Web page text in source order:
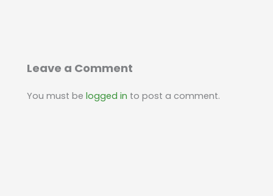
Leave a Comment
You must belogged in to post a comment.